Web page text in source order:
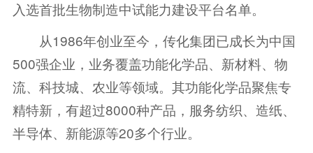
入选首批生物制造中试能力建设平台名单。
从1986年创业至今，传化集团已成长为中国
500强企业，业务覆盖功能化学品、新材料、物
流、科技城、农业等领域。其功能化学品聚焦专
精特新，有超过8000种产品，服务纺织、造纸、
半导体、新能源等20多个行业。